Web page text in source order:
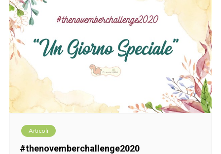
Articoli
#thenovemberchallenge2020